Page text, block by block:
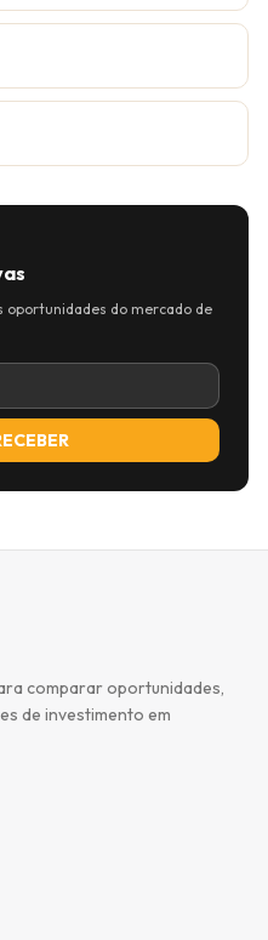
oportunidades do mercado de
comparar oportunidades,
de investimento em